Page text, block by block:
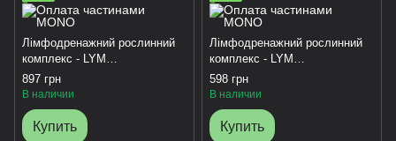
Лімфодренажний рослинний
комплекс - LYM
DRAIN&DETOX Choice №90
897 грн
В наличии
Купить
Лімфодренажний рослинний
комплекс - LYM
DRAIN&DETOX Choice №60
598 грн
В наличии
Купить